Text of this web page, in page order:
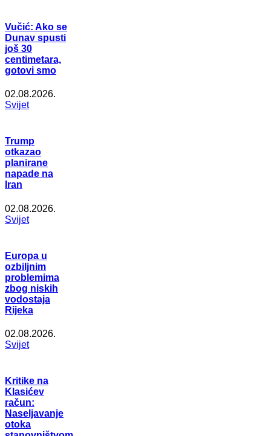
Vučić: Ako se
Dunav spusti
još 30
centimetara,
gotovi smo
02.08.2026.
Svijet
Trump
otkazao
planirane
napade na
Iran
02.08.2026.
Svijet
Europa u
ozbiljnim
problemima
zbog niskih
vodostaja
Rijeka
02.08.2026.
Svijet
Kritike na
Klasićev
račun:
Naseljavanje
otoka